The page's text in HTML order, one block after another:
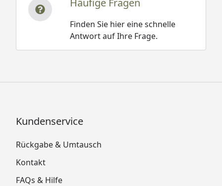
Finden Sie hier eine schnelle
Antwort auf Ihre Frage.
Kundenservice
Rückgabe & Umtausch
Kontakt
FAQs & Hilfe